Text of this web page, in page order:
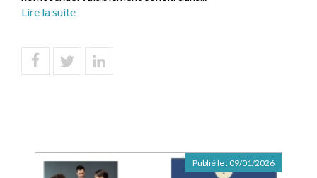
Lire la suite
Publié le : 09/01/2026